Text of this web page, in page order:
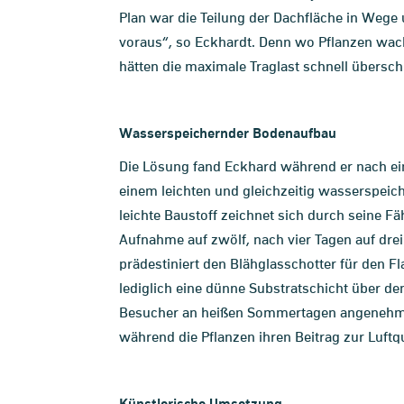
Plan war die Teilung der Dachfläche in
voraus“, so Eckhardt. Denn wo Pflanzen
hätten die maximale Traglast schnell
Wasserspeichernder Bodenaufbau
Die Lösung fand Eckhard während er nach
einem leichten und gleichzeitig
leichte Baustoff zeichnet sich durch seine
Aufnahme auf zwölf, nach vier Tagen auf
prädestiniert den Blähglasschotter für den
lediglich eine dünne Substratschicht über
Besucher an heißen Sommertagen
während die Pflanzen ihren Beitrag zur